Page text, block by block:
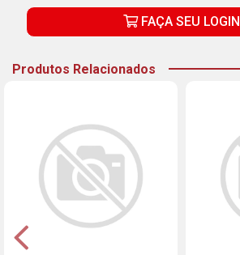
FAÇA SEU LOGIN
Produtos Relacionados